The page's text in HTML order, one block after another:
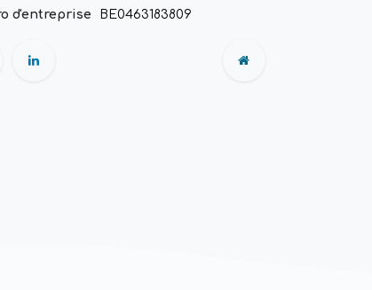
d'entreprise BE0463183809